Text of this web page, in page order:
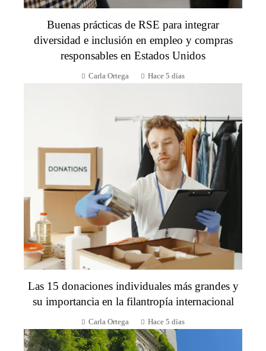
Buenas prácticas de RSE para integrar
diversidad e inclusión en empleo y compras
responsables en Estados Unidos
Carla Ortega Hace 5 días
Las 15 donaciones individuales más grandes y
su importancia en la filantropía internacional
Carla Ortega Hace 5 días